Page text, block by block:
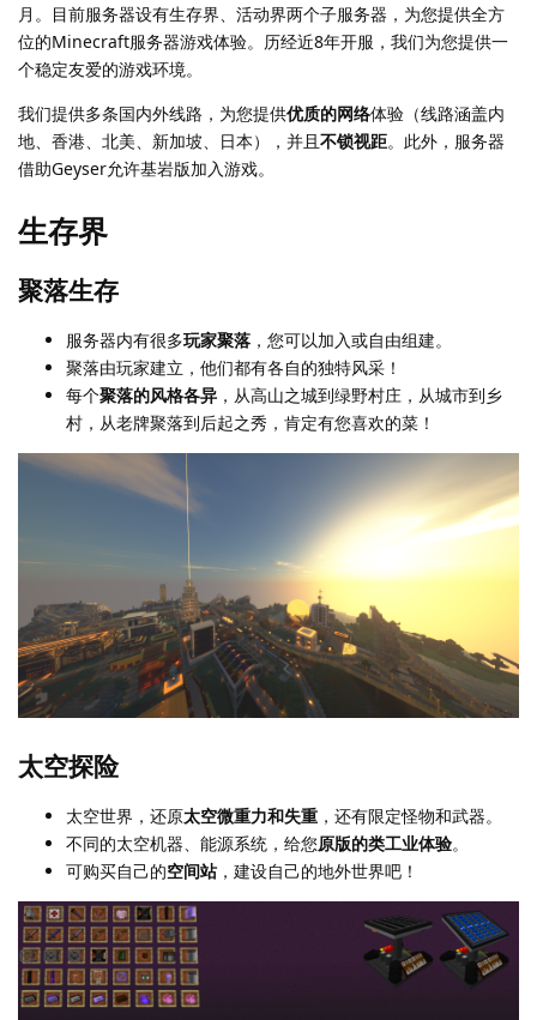
月。目前服务器设有生存界、活动界两个子服务器，为您提供全方
位的Minecraft服务器游戏体验。历经近8年开服，我们为您提供一
个稳定友爱的游戏环境。
我们提供多条国内外线路，为您提供优质的网络体验（线路涵盖内
地、香港、北美、新加坡、日本），并且不锁视距。此外，服务器
借助Geyser允许基岩版加入游戏。
生存界
聚落生存
服务器内有很多玩家聚落 ，您可以加入或自由组建。
聚落由玩家建立，他们都有各自的独特风采！
每个聚落的风格各异 ，从高山之城到绿野村庄，从城市到乡
村，从老牌聚落到后起之秀，肯定有您喜欢的菜！
太空探险
太空世界，还原太空微重力和失重 ，还有限定怪物和武器。
不同的太空机器、能源系统，给您原版的类工业体验。
可购买自己的空间站，建设自己的地外世界吧！